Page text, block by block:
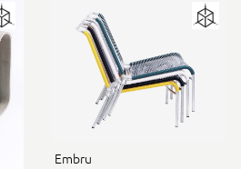
Embru